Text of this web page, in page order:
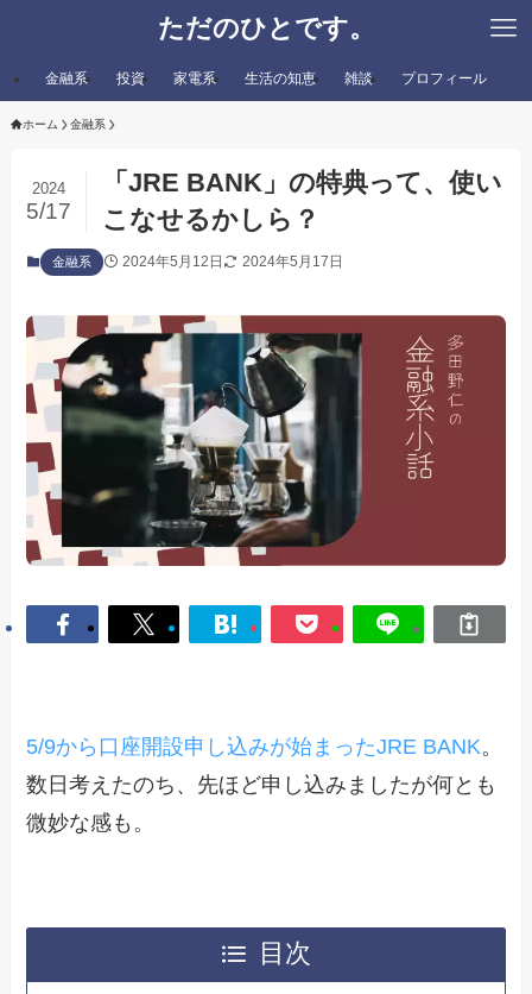
ただのひとです。
金融系 投資 家電系 生活の知恵 雑談 プロフィール
ホーム 金融系
「JRE BANK」の特典って、使い
こなせるかしら？
2024
5/17
金融系 2024年5月12日 2024年5月17日
5/9から口座開設申し込みが始まったJRE BANK。
数日考えたのち、先ほど申し込みましたが何とも
微妙な感も。
目次